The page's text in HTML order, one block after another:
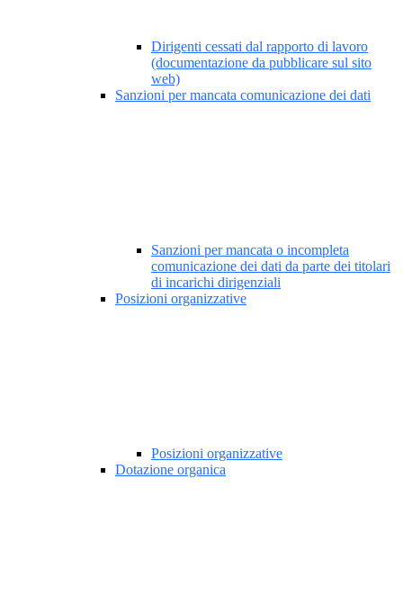
Dirigenti cessati dal rapporto di lavoro
(documentazione da pubblicare sul sito
web)
Sanzioni per mancata comunicazione dei dati
Sanzioni per mancata o incompleta
comunicazione dei dati da parte dei titolari
di incarichi dirigenziali
Posizioni organizzative
Posizioni organizzative
Dotazione organica